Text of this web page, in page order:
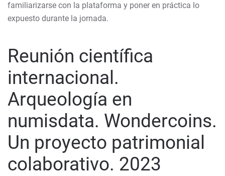
familiarizarse con la plataforma y poner en práctica lo
expuesto durante la jornada.
Reunión científica
internacional.
Arqueología en
numisdata. Wondercoins.
Un proyecto patrimonial
colaborativo. 2023